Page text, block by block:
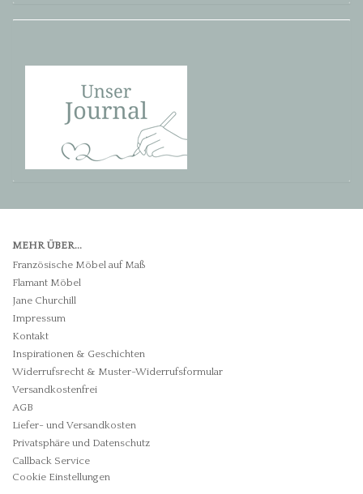
MEHR ÜBER...
Französische Möbel auf Maß
Flamant Möbel
Jane Churchill
Impressum
Kontakt
Inspirationen & Geschichten
Widerrufsrecht & Muster-Widerrufsformular
Versandkostenfrei
AGB
Liefer- und Versandkosten
Privatsphäre und Datenschutz
Callback Service
Cookie Einstellungen